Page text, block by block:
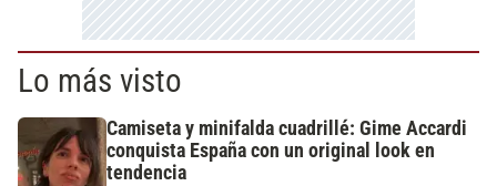
Lo más visto
Camiseta y minifalda cuadrillé: Gime Accardi
conquista España con un original look en
tendencia